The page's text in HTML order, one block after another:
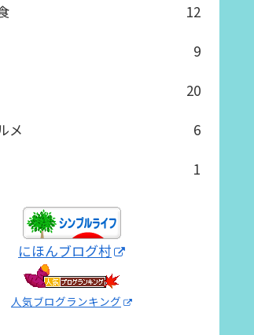
12
9
20
メ
6
1
にほんブログ村
人気ブログランキング